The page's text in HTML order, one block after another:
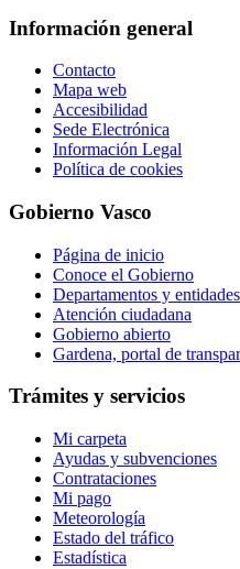
Información general
Contacto
Mapa web
Accesibilidad
Sede Electrónica
Información Legal
Política de cookies
Gobierno Vasco
Página de inicio
Conoce el Gobierno
Departamentos y entidades
Atención ciudadana
Gobierno abierto
Gardena, portal de
Trámites y servicios
Mi carpeta
Ayudas y subvenciones
Contrataciones
Mi pago
Meteorología
Estado del tráfico
Estadística